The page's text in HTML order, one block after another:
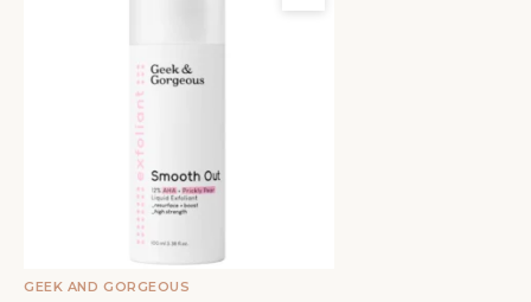
GEEK AND GORGEOUS